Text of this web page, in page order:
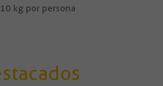
kg por persona